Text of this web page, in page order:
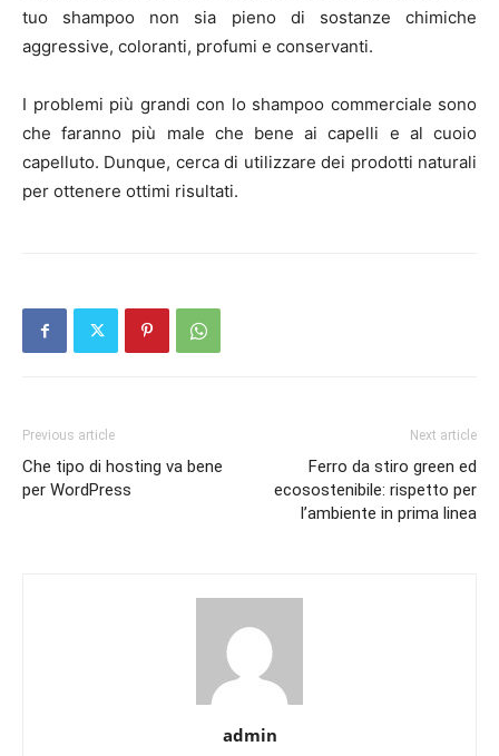
tuo shampoo non sia pieno di sostanze chimiche
aggressive, coloranti, profumi e conservanti.
I problemi più grandi con lo shampoo commerciale sono
che faranno più male che bene ai capelli e al cuoio
capelluto. Dunque, cerca di utilizzare dei prodotti naturali
per ottenere ottimi risultati.
Previous article
Che tipo di hosting va bene
per WordPress
Next article
Ferro da stiro green ed
ecosostenibile: rispetto per
l’ambiente in prima linea
admin